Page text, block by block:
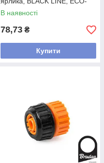
PWB2111L
В наявності
78,73 ₴
Купити